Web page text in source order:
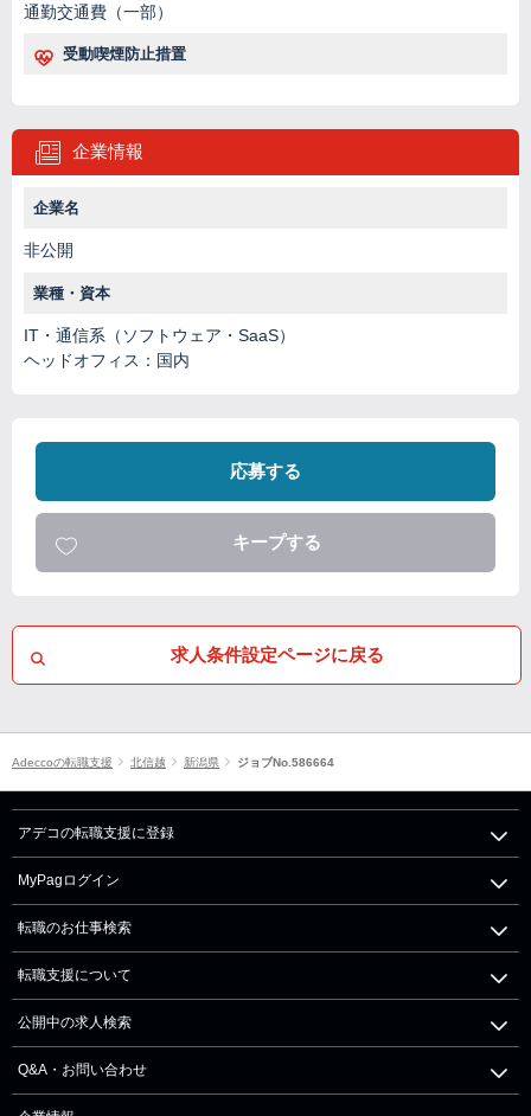
通勤交通費（一部）
受動喫煙防止措置
企業情報
企業名
非公開
業種・資本
IT・通信系（ソフトウェア・SaaS）
ヘッドオフィス：国内
応募する
キープする
求人条件設定ページに戻る
Adeccoの転職支援 北信越 新潟県 ジョブNo.586664
アデコの転職支援に登録
MyPagログイン
転職のお仕事検索
転職支援について
公開中の求人検索
Q&A・お問い合わせ